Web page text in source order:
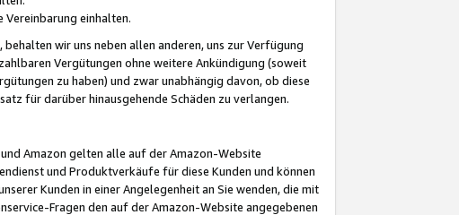
einhalten.
wir uns neben allen anderen, uns zur Verfügung
Vergütungen ohne weitere Ankündigung (soweit
zu haben) und zwar unabhängig davon, ob diese
für darüber hinausgehende Schäden zu verlangen.
Amazon gelten alle auf der Amazon-Website
und Produktverkäufe für diese Kunden und können
Kunden in einer Angelegenheit an Sie wenden, die mit
Fragen den auf der Amazon-Website angegebenen